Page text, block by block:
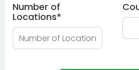
Number of
Locations*